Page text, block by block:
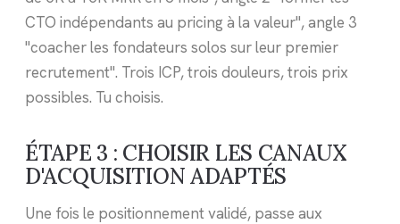
CTO indépendants au pricing à la valeur", angle 3
"coacher les fondateurs solos sur leur premier
recrutement". Trois ICP, trois douleurs, trois prix
possibles. Tu choisis.
ÉTAPE 3 : CHOISIR LES CANAUX
D'ACQUISITION ADAPTÉS
Une fois le positionnement validé, passe aux